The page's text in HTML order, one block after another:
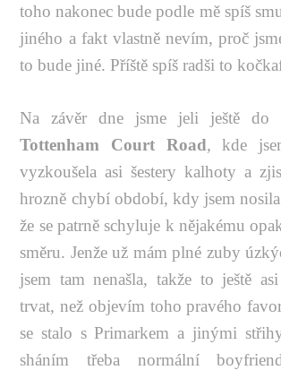
toho nakonec bude podle mě spíš
jiného a fakt vlastně nevím, proč
to bude jiné. Příště spíš radši to
Na závěr dne jsme jeli ještě do
Tottenham Court Road, kde
vyzkoušela asi šestery kalhoty a
hrozně chybí období, kdy jsem nosila
že se patrně schyluje k nějakému
směru. Jenže už mám plné zuby
jsem tam nenašla, takže to ještě
trvat, než objevím toho pravého
se stalo s Primarkem a jinými
sháním třeba normální